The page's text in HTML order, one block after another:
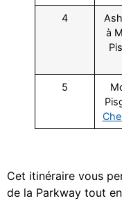
4
à
5
Cet itinéraire vous
de la Parkway tout